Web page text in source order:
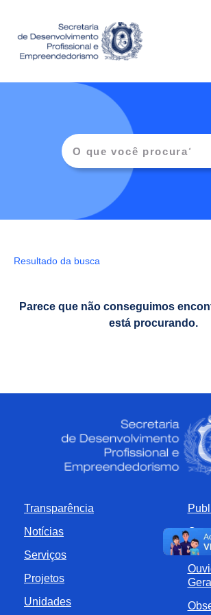
Resultado da busca
Parece que não conseguimos
está procurando.
Transparência
Notícias
Serviços
Projetos
Unidades
Geral